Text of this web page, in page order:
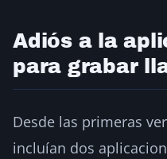
Adiós a la
para grabar
Desde las primeras
incluían dos